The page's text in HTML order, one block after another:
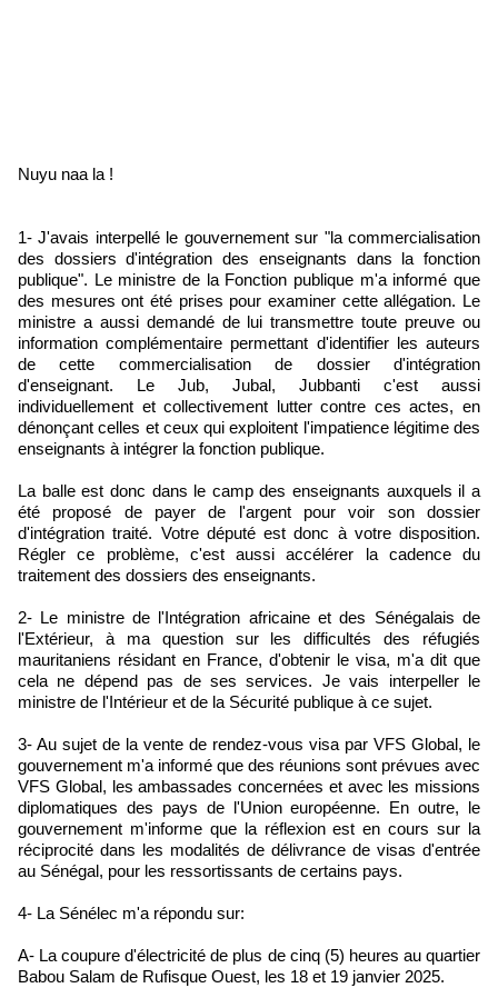
Nuyu naa la !
1- J'avais interpellé le gouvernement sur "la commercialisation
des dossiers d'intégration des enseignants dans la fonction
publique". Le ministre de la Fonction publique m'a informé que
des mesures ont été prises pour examiner cette allégation. Le
ministre a aussi demandé de lui transmettre toute preuve ou
information complémentaire permettant d'identifier les auteurs
de cette commercialisation de dossier d'intégration
d'enseignant. Le Jub, Jubal, Jubbanti c'est aussi
individuellement et collectivement lutter contre ces actes, en
dénonçant celles et ceux qui exploitent l'impatience légitime des
enseignants à intégrer la fonction publique.
La balle est donc dans le camp des enseignants auxquels il a
été proposé de payer de l'argent pour voir son dossier
d'intégration traité. Votre député est donc à votre disposition.
Régler ce problème, c'est aussi accélérer la cadence du
traitement des dossiers des enseignants.
2- Le ministre de l'Intégration africaine et des Sénégalais de
l'Extérieur, à ma question sur les difficultés des réfugiés
mauritaniens résidant en France, d'obtenir le visa, m'a dit que
cela ne dépend pas de ses services. Je vais interpeller le
ministre de l'Intérieur et de la Sécurité publique à ce sujet.
3- Au sujet de la vente de rendez-vous visa par VFS Global, le
gouvernement m'a informé que des réunions sont prévues avec
VFS Global, les ambassades concernées et avec les missions
diplomatiques des pays de l'Union européenne. En outre, le
gouvernement m'informe que la réflexion est en cours sur la
réciprocité dans les modalités de délivrance de visas d'entrée
au Sénégal, pour les ressortissants de certains pays.
4- La Sénélec m'a répondu sur:
A- La coupure d'électricité de plus de cinq (5) heures au quartier
Babou Salam de Rufisque Ouest, les 18 et 19 janvier 2025.